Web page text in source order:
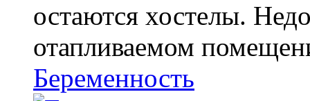
остаются хостелы.
отапливаемом
Беременность